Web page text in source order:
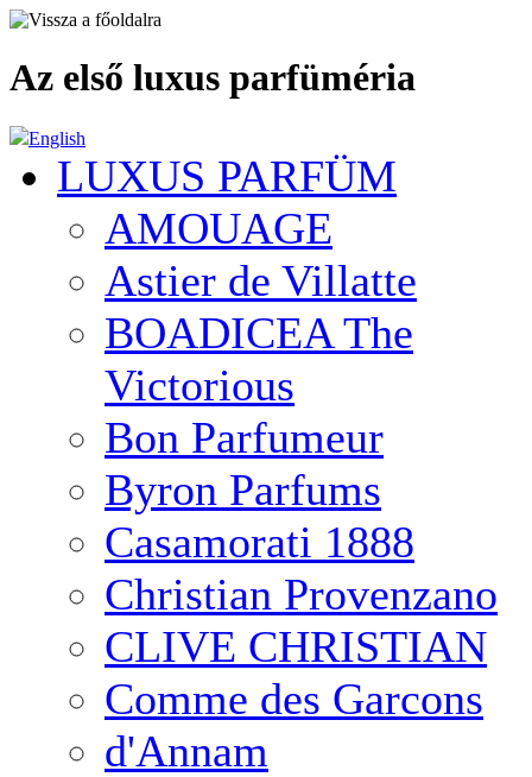
Az első luxus parfüméria
English
LUXUS PARFÜM
AMOUAGE
Astier de Villatte
BOADICEA The
Victorious
Bon Parfumeur
Byron Parfums
Casamorati 1888
Christian Provenzano
CLIVE CHRISTIAN
Comme des Garcons
d'Annam